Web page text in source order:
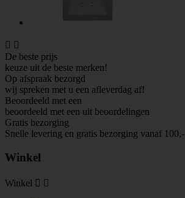
 
De beste prijs
keuze uit de beste merken!
Op afspraak bezorgd
wij spreken met u een afleverdag af!
Beoordeeld met een
beoordeeld met een uit beoordelingen
Gratis bezorging
Snelle levering en gratis bezorging vanaf 100,-
Winkel
Winkel  